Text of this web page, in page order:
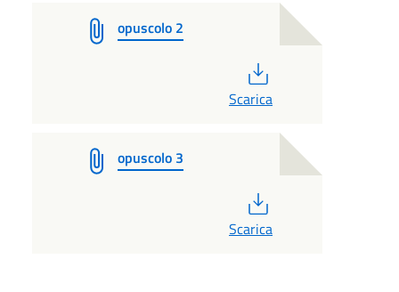
opuscolo 2
Scarica
opuscolo 3
Scarica